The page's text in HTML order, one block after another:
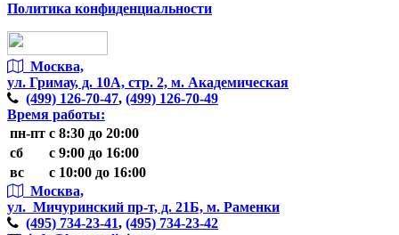
Политика конфиденциальности
Москва,
ул. Гримау, д. 10А, стр. 2, м. Академическая
(499) 126-70-47, (499) 126-70-49
Время работы:
пн-пт с 8:30 до 20:00
сб
с 9:00 до 16:00
вс
с 10:00 до 16:00
Москва,
ул. Мичуринский пр-т, д. 21Б, м. Раменки
(495) 734-23-41, (495) 734-23-42